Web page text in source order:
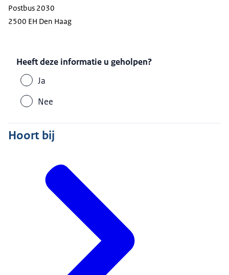
Postbus 2030
2500 EH Den Haag
Heeft deze informatie u geholpen?
Ja
Nee
Hoort bij